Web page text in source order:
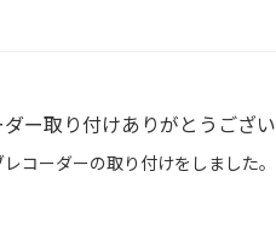
ー取り付けありがとうござい